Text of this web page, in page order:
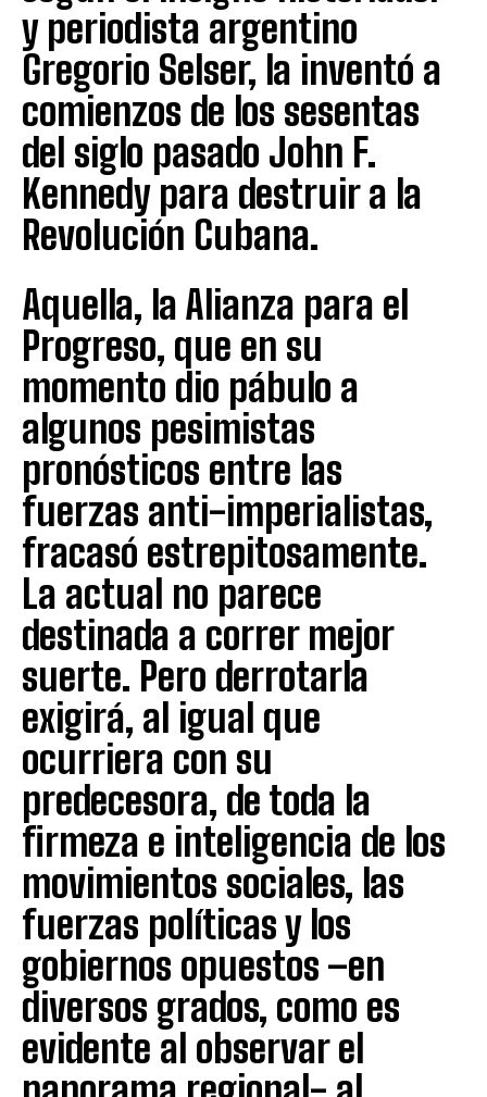
y periodista argentino
Gregorio Selser, la inventó a
comienzos de los sesentas
del siglo pasado John F.
Kennedy para destruir a la
Revolución Cubana.
Aquella, la Alianza para el
Progreso, que en su
momento dio pábulo a
algunos pesimistas
pronósticos entre las
fuerzas anti-imperialistas,
fracasó estrepitosamente.
La actual no parece
destinada a correr mejor
suerte. Pero derrotarla
exigirá, al igual que
ocurriera con su
predecesora, de toda la
firmeza e inteligencia de los
movimientos sociales, las
fuerzas políticas y los
gobiernos opuestos –en
diversos grados, como es
evidente al observar el